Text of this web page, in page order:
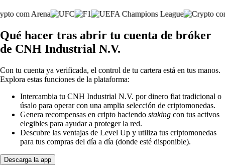
Qué hacer tras abrir tu cuenta de bróker
de CNH Industrial N.V.
Con tu cuenta ya verificada, el control de tu cartera está en tus manos.
Explora estas funciones de la plataforma:
Intercambia tu CNH Industrial N.V. por dinero fiat tradicional o
úsalo para operar con una amplia selección de criptomonedas.
Genera recompensas en cripto haciendo staking con tus activos
elegibles para ayudar a proteger la red.
Descubre las ventajas de Level Up y utiliza tus criptomonedas
para tus compras del día a día (donde esté disponible).
Descarga la app